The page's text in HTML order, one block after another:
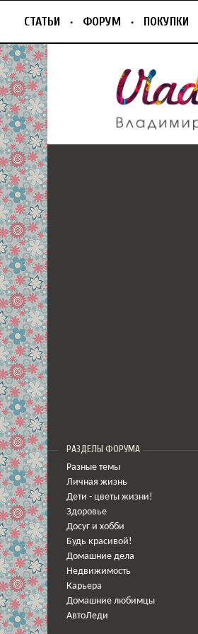
СТАТЬИ ФОРУМ ПОКУПКИ
РАЗДЕЛЫ ФОРУМА
Разные темы
Личная жизнь
Дети - цветы жизни!
Здоровье
Досуг и хобби
Будь красивой!
Домашние дела
Недвижимость
Карьера
Домашние любимцы
АвтоЛеди